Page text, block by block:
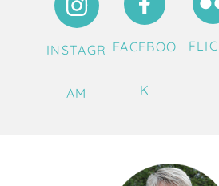
INSTAGR
AM
FACEBOO
K